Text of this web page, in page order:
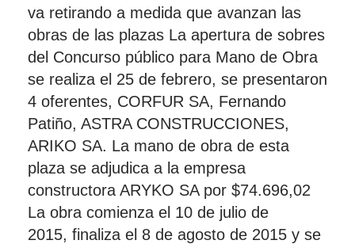
va retirando a medida que avanzan las
obras de las plazas La apertura de sobres
del Concurso público para Mano de Obra
se realiza el 25 de febrero, se presentaron
4 oferentes, CORFUR SA, Fernando
Patiño, ASTRA CONSTRUCCIONES,
ARIKO SA. La mano de obra de esta
plaza se adjudica a la empresa
constructora ARYKO SA por $74.696,02
La obra comienza el 10 de julio de
2015, finaliza el 8 de agosto de 2015 y se